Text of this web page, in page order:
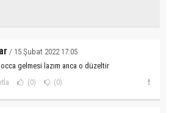
/ 15 Şubat 2022 17:05
gelmesi lazım anca o düzeltir
(0) (0)